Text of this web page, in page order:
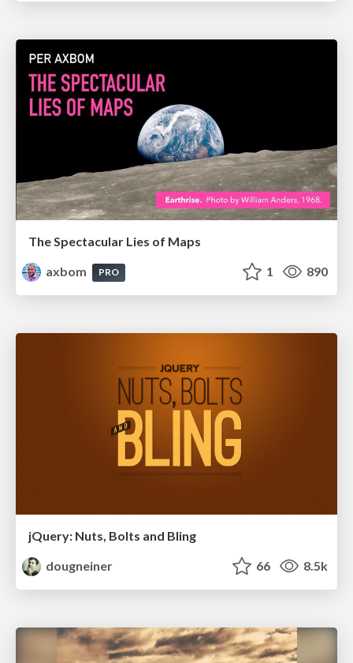
The Spectacular Lies of Maps
axbom
PRO 1 890
jQuery: Nuts, Bolts and Bling
dougneiner
66 8.5k